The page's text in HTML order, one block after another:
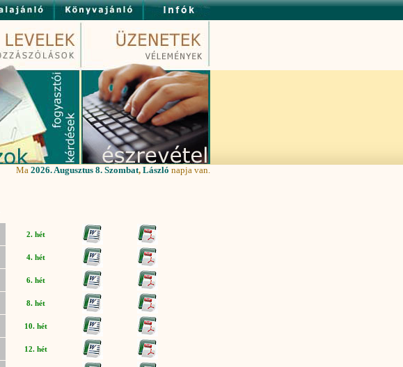
Ma 2026. Augusztus 8. Szombat, László napja van.
2. hét
4. hét
6. hét
8. hét
10. hét
12. hét